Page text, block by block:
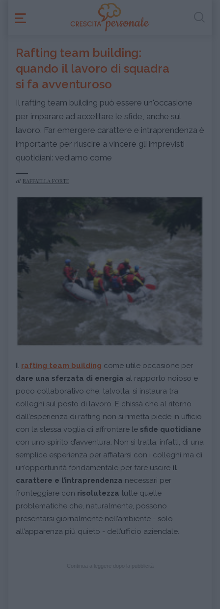
Rafting team building:
quando il lavoro di squadra
si fa avventuroso
Il rafting team building può essere un'occasione
per imparare ad accettare le sfide, anche sul
lavoro. Far emergere carattere e intraprendenza è
importante per riuscire a vincere gli imprevisti
quotidiani: vediamo come
di RAFFAELLA FORTE
Il rafting team building come utile occasione per
dare una sferzata di energia al rapporto noioso e
poco collaborativo che, talvolta, si instaura tra
colleghi sul posto di lavoro. E chissà che al ritorno
dall’esperienza di rafting non si rimetta piede in ufficio
con la stessa voglia di affrontare le sfide quotidiane
con uno spirito d’avventura. Non si tratta, infatti, di una
semplice esperienza per affiatarsi con i colleghi ma di
un’opportunità fondamentale per fare uscire il
carattere e l’intraprendenza necessari per
fronteggiare con risolutezza tutte quelle
problematiche che, naturalmente, possono
presentarsi giornalmente nell’ambiente - solo
all’apparenza più quieto - dell’ufficio aziendale.